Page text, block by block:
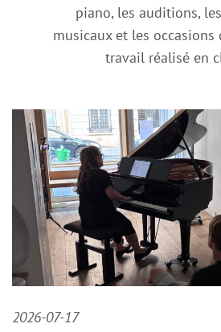
piano, les auditions,
musicaux et les
travail réalisé en
2026-07-17